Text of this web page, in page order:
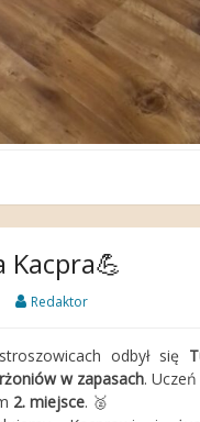
Kacpra💪
Redaktor
odbył się
w zapasach.
2. miejsce. 🥈